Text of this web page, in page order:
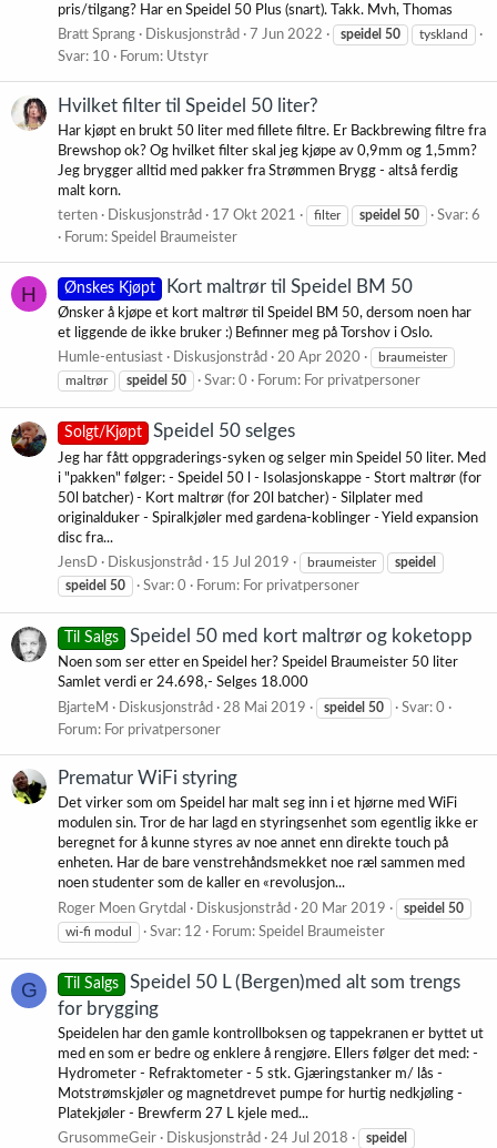
pris/tilgang? Har en Speidel 50 Plus (snart). Takk. Mvh, Thomas
Bratt Sprang
Diskusjonstråd 7 Jun 2022 speidel 50 tyskland
Svar: 10 Forum: Utstyr
Hvilket filter til Speidel 50 liter?
Har kjøpt en brukt 50 liter med fillete filtre. Er Backbrewing filtre fra
Brewshop ok? Og hvilket filter skal jeg kjøpe av 0,9mm og 1,5mm?
Jeg brygger alltid med pakker fra Strømmen Brygg - altså ferdig
malt korn.
terten
Diskusjonstråd 17 Okt 2021 filter speidel 50
Svar: 6
Forum: Speidel Braumeister
H Ønskes Kjøpt Kort maltrør til Speidel BM 50
Ønsker å kjøpe et kort maltrør til Speidel BM 50, dersom noen har
et liggende de ikke bruker :) Befinner meg på Torshov i Oslo.
Humle-entusiast
Diskusjonstråd 20 Apr 2020
braumeister
maltrør
speidel 50 Svar: 0 Forum: For privatpersoner
Solgt/Kjøpt Speidel 50 selges
Jeg har fått oppgraderings-syken og selger min Speidel 50 liter. Med
i "pakken" følger: - Speidel 50 l - Isolasjonskappe - Stort maltrør (for
50l batcher) - Kort maltrør (for 20l batcher) - Silplater med
originalduker - Spiralkjøler med gardena-koblinger - Yield expansion
disc fra...
JensD
Diskusjonstråd 15 Jul 2019 braumeister
speidel
speidel 50 Svar: 0 Forum: For privatpersoner
Til Salgs Speidel 50 med kort maltrør og koketopp
Noen som ser etter en Speidel her? Speidel Braumeister 50 liter
Samlet verdi er 24.698,- Selges 18.000
BjarteM
Diskusjonstråd 28 Mai 2019 speidel 50
Svar: 0
Forum: For privatpersoner
Prematur WiFi styring
Det virker som om Speidel har malt seg inn i et hjørne med WiFi
modulen sin. Tror de har lagd en styringsenhet som egentlig ikke er
beregnet for å kunne styres av noe annet enn direkte touch på
enheten. Har de bare venstrehåndsmekket noe ræl sammen med
noen studenter som de kaller en «revolusjon...
Roger Moen Grytdal
Diskusjonstråd 20 Mar 2019 speidel 50
wi-fi modul
Svar: 12 Forum: Speidel Braumeister
G Til Salgs
Speidel 50 L (Bergen)med alt som trengs
for brygging
Speidelen har den gamle kontrollboksen og tappekranen er byttet ut
med en som er bedre og enklere å rengjøre. Ellers følger det med: -
Hydrometer - Refraktometer - 5 stk. Gjæringstanker m/ lås -
Motstrømskjøler og magnetdrevet pumpe for hurtig nedkjøling -
Platekjøler - Brewferm 27 L kjele med...
GrusommeGeir
Diskusjonstråd 24 Jul 2018
speidel